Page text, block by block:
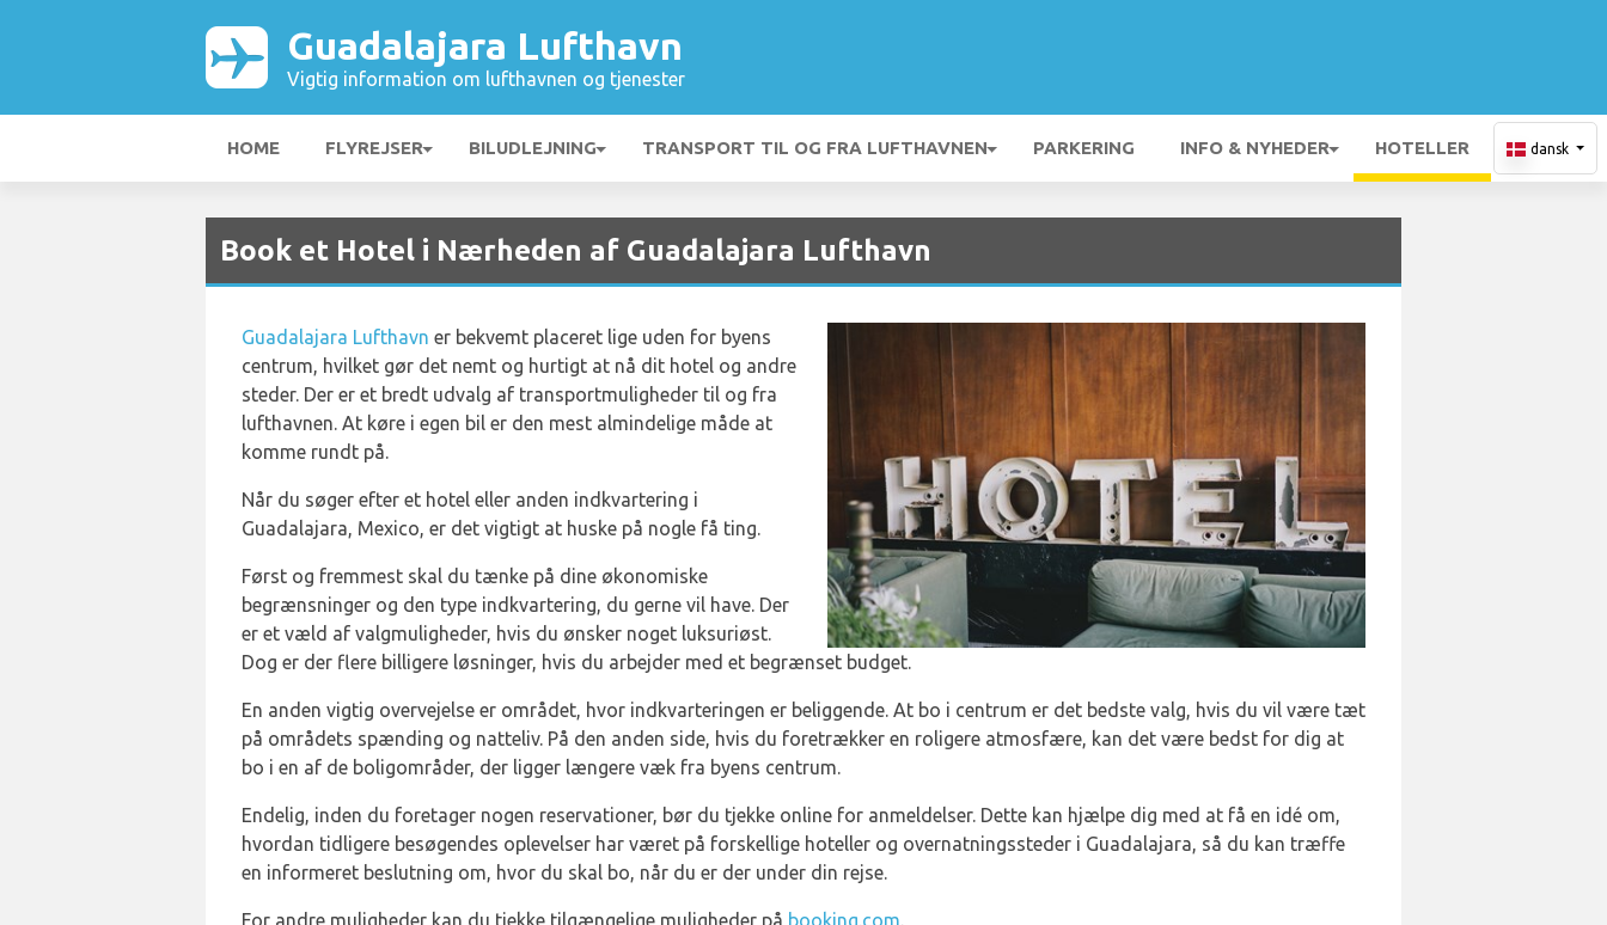
Guadalajara Lufthavn
Vigtig information om lufthavnen og tjenester
HOME FLYREJSER BILUDLEJNING TRANSPORT TIL OG FRA LUFTHAVNEN PARKERING INFO & NYHEDER HOTELLER dansk
Book et Hotel i Nærheden af Guadalajara Lufthavn
Guadalajara Lufthavn er bekvemt placeret lige uden for byens
centrum, hvilket gør det nemt og hurtigt at nå dit hotel og andre
steder. Der er et bredt udvalg af transportmuligheder til og fra
lufthavnen. At køre i egen bil er den mest almindelige måde at
komme rundt på.
Når du søger efter et hotel eller anden indkvartering i
Guadalajara, Mexico, er det vigtigt at huske på nogle få ting.
Først og fremmest skal du tænke på dine økonomiske
begrænsninger og den type indkvartering, du gerne vil have. Der
er et væld af valgmuligheder, hvis du ønsker noget luksuriøst.
Dog er der flere billigere løsninger, hvis du arbejder med et begrænset budget.
En anden vigtig overvejelse er området, hvor indkvarteringen er beliggende. At bo i centrum er det bedste valg, hvis du vil være tæt
på områdets spænding og natteliv. På den anden side, hvis du foretrækker en roligere atmosfære, kan det være bedst for dig at
bo i en af de boligområder, der ligger længere væk fra byens centrum.
Endelig, inden du foretager nogen reservationer, bør du tjekke online for anmeldelser. Dette kan hjælpe dig med at få en idé om,
hvordan tidligere besøgendes oplevelser har været på forskellige hoteller og overnatningssteder i Guadalajara, så du kan træffe
en informeret beslutning om, hvor du skal bo, når du er der under din rejse.
For andre muligheder kan du tjekke tilgængelige muligheder på booking.com.